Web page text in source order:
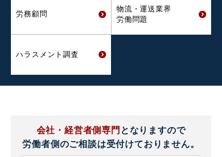
労務顧問
物流・運送業界
労働問題
ハラスメント調査
会社・経営者側専門 となりますので
労働者側のご相談は受付けておりません。